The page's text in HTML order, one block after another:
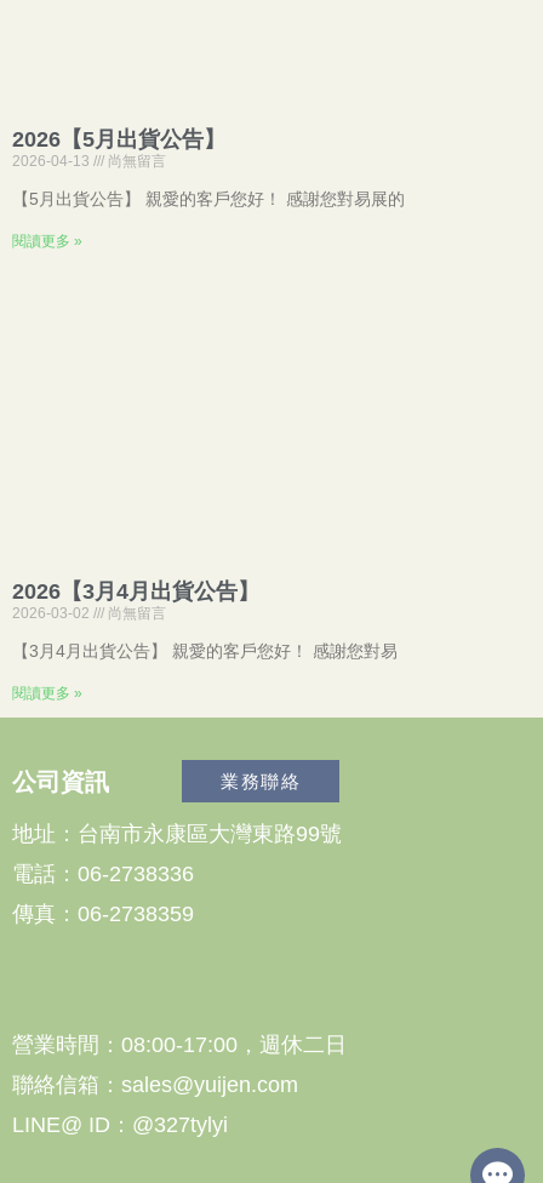
2026【5月出貨公告】
2026-04-13 尚無留言
【5月出貨公告】 親愛的客戶您好！ 感謝您對易展的
閱讀更多 »
2026【3月4月出貨公告】
2026-03-02 尚無留言
【3月4月出貨公告】 親愛的客戶您好！ 感謝您對易
閱讀更多 »
公司資訊 業務聯絡
地址：台南市永康區大灣東路99號
電話：06-2738336
傳真：06-2738359
營業時間：08:00-17:00，週休二日
聯絡信箱：sales@yuijen.com
LINE@ ID：@327tylyi